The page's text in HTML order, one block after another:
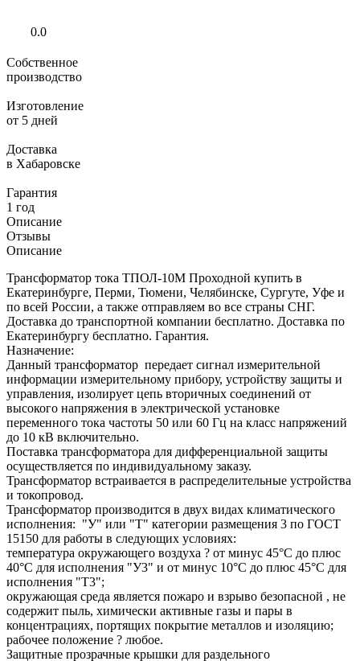
0.0
Собственное
производство
Изготовление
от 5 дней
Доставка
в Хабаровске
Гарантия
1 год
Описание
Отзывы
Описание
Трансформатор тока ТПОЛ-10М Проходной купить в
Екатеринбурге, Перми, Тюмени, Челябинске, Сургуте, Уфе и
по всей России, а также отправляем во все страны СНГ.
Доставка до транспортной компании бесплатно. Доставка по
Екатеринбургу бесплатно. Гарантия.
Назначение:
Данный трансформатор передает сигнал измерительной
информации измерительному прибору, устройству защиты и
управления, изолирует цепь вторичных соединений от
высокого напряжения в электрической установке
переменного тока частоты 50 или 60 Гц на класс напряжений
до 10 кВ включительно.
Поставка трансформатора для дифференциальной защиты
осуществляется по индивидуальному заказу.
Трансформатор встраивается в распределительные устройства
и токопровод.
Трансформатор производится в двух видах климатического
исполнения: "У" или "Т" категории размещения 3 по ГОСТ
15150 для работы в следующих условиях:
температура окружающего воздуха ? от минус 45°С до плюс
40°С для исполнения "У3" и от минус 10°С до плюс 45°С для
исполнения "Т3";
окружающая среда является пожаро и взрыво безопасной , не
содержит пыль, химически активные газы и пары в
концентрациях, портящих покрытие металлов и изоляцию;
рабочее положение ? любое.
Защитные прозрачные крышки для раздельного